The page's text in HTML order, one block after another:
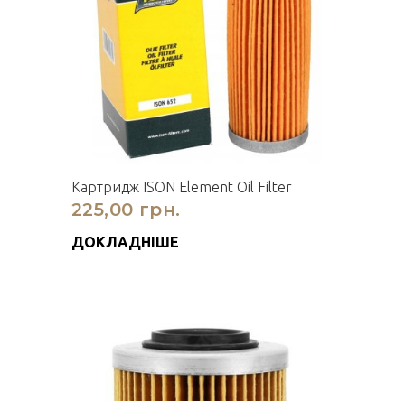
Картридж ISON Element Oil Filter
225,00 грн.
ДОКЛАДНІШЕ